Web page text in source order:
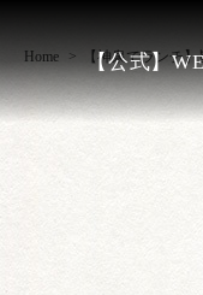
【公式】
Home 【神泉でランチ